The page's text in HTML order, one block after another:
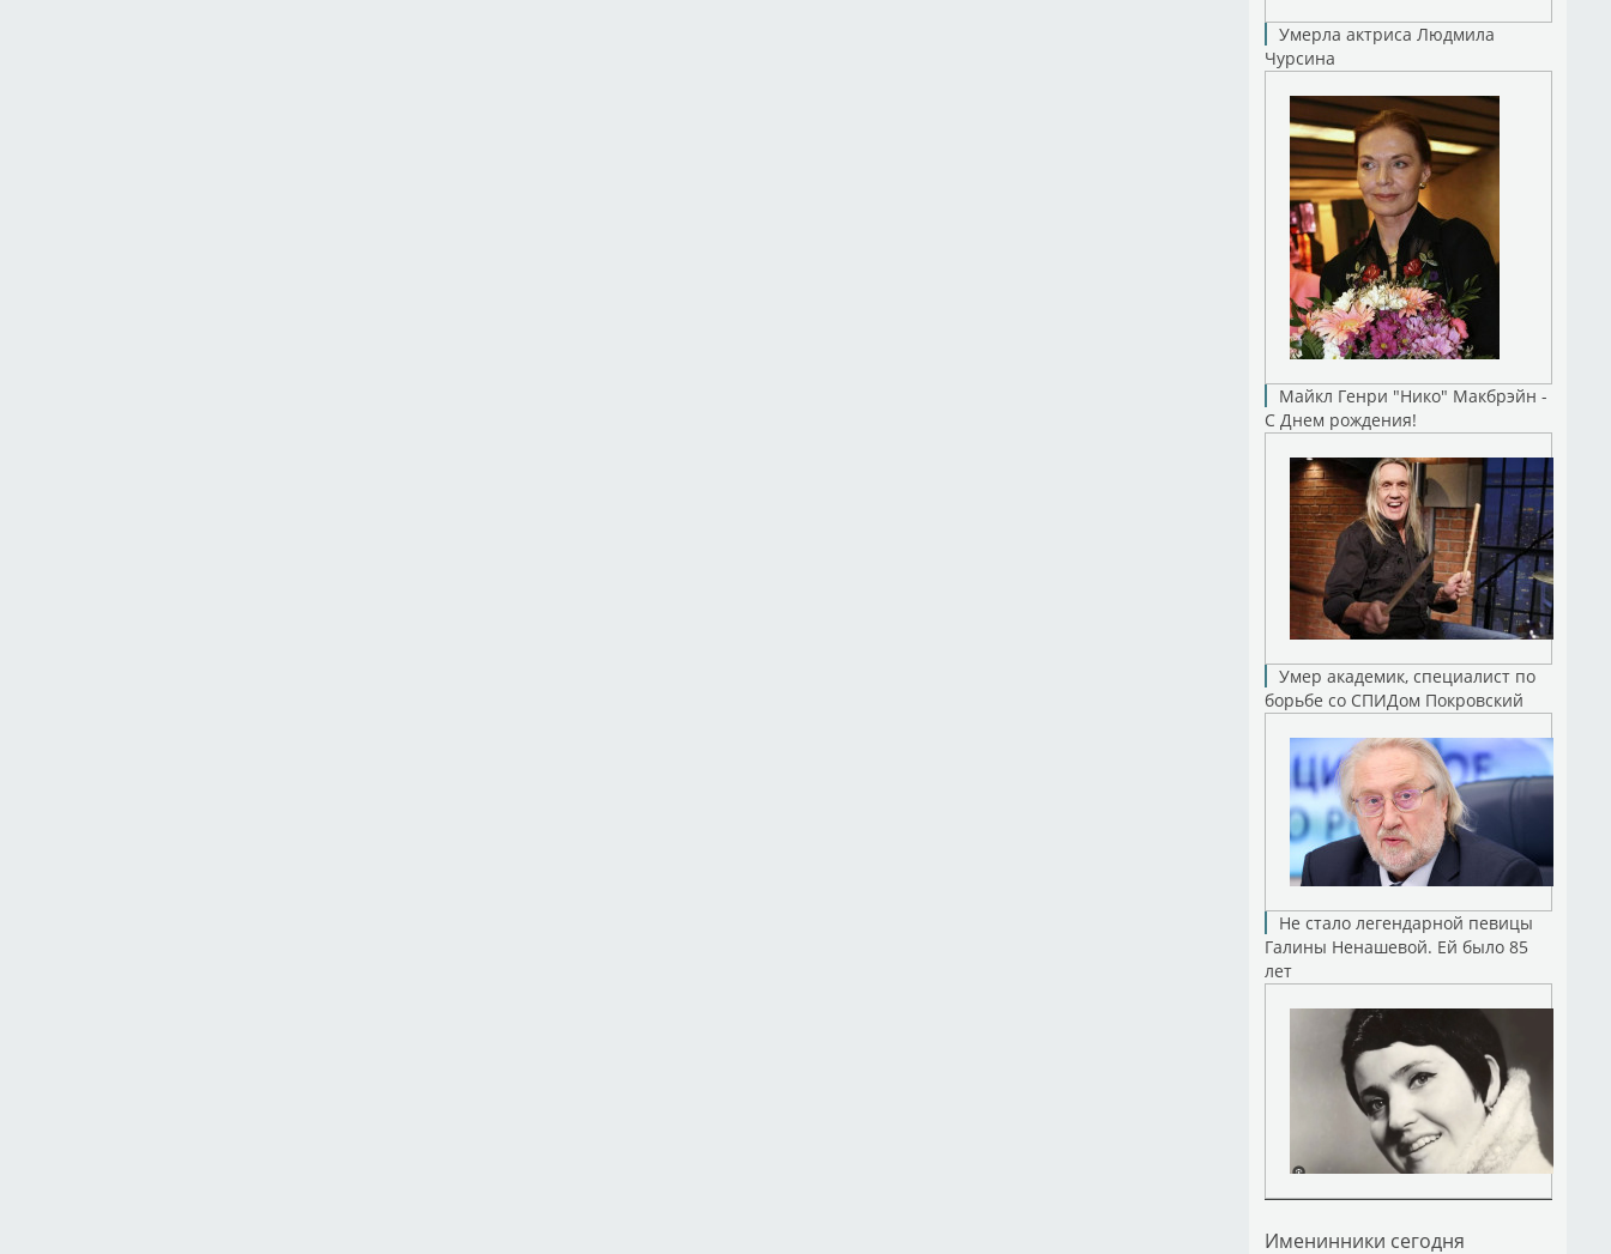
Умерла актриса Людмила
Чурсина
Майкл Генри "Нико" Макбрэйн -
С Днем рождения!
Умер академик, специалист по
борьбе со СПИДом Покровский
Не стало легендарной певицы
Галины Ненашевой. Ей было 85
лет
Именинники сегодня